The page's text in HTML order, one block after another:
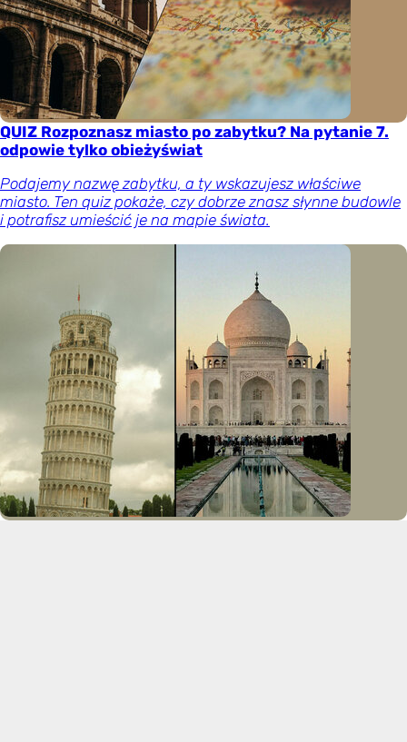
QUIZ Rozpoznasz miasto po zabytku? Na pytanie 7.
odpowie tylko obieżyświat
Podajemy nazwę zabytku, a ty wskazujesz właściwe
miasto. Ten quiz pokaże, czy dobrze znasz słynne budowle
i potrafisz umieścić je na mapie świata.